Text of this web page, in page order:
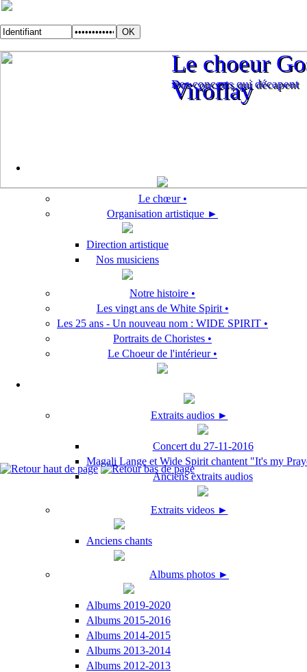
Des concerts qui décapent
Le choeur
Viroflay
Des concerts qui décapent
Le choeur
Viroflay
Le chœur •
Organisation artistique ►
Direction artistique
Nos musiciens
Notre histoire •
Les vingt ans de White Spirit •
Les 25 ans - Un nouveau nom : WIDE SPIRIT •
Portraits de Choristes •
Le Choeur de l'intérieur •
Extraits audios ►
Concert du 27-11-2016
Magali Lange et Wide Spirit chantent "It's my
Anciens extraits audios
Extraits videos ►
Anciens chants
Albums photos ►
Albums 2019-2020
Albums 2015-2016
Albums 2014-2015
Albums 2013-2014
Albums 2012-2013